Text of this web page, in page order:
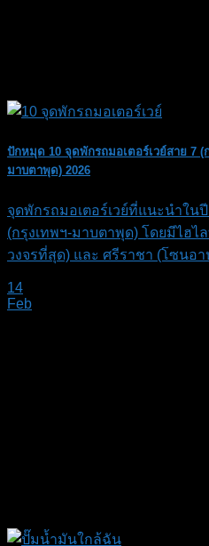
ปักหมุด 10 จุดพักรถมอเตอร์เวย์สาย 7 (
มาบตาพุด) 2026
จุดพักรถมอเตอร์เวย์ที่แนะนำในปี
(กรุงเทพฯ-มาบตาพุด) โดยมีไฮไ
วงจรที่สุด) และ ศรีราชา (โซนอา
14
Feb